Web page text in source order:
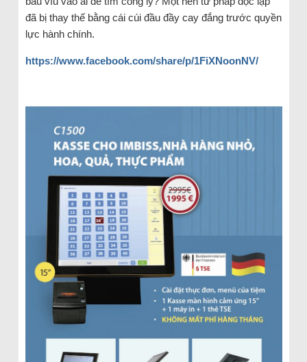
đã bị thay thế bằng cái cúi đầu đầy cay đắng trước quyền
lực hành chính.
https://www.facebook.com/share/p/1FiXNoonNV/